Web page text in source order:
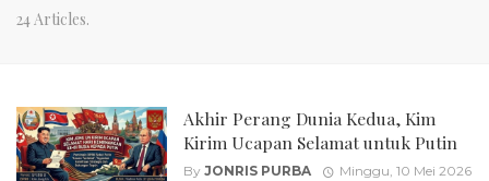
24 Articles.
Akhir Perang Dunia Kedua, Kim
Kirim Ucapan Selamat untuk Putin
By JONRIS PURBA
Minggu, 10 Mei 2026